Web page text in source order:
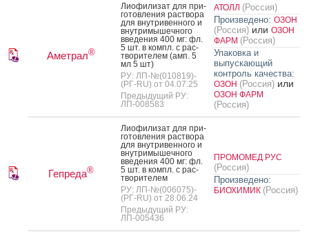
Аметрал®
Ли­офи­лизат для при­
готов­ле­ния рас­тво­ра
для внут­ри­вен­но­го и
внут­ри­мышеч­но­го
вве­дения 400 мг: фл.
5 шт. в компл. с рас­
тво­рите­лем (амп. 5
мл 5 шт)
РУ: ЛП-№(010819)-
(РГ-RU) от 04.07.25
Предыдущий РУ:
ЛП-008583
АТОЛЛ (Россия)
Произведено: ОЗОН
(Россия) или ОЗОН
ФАРМ (Россия)
Упаковка и
выпускающий
контроль качества:
ОЗОН (Россия) или
ОЗОН ФАРМ
(Россия)
Гепреда®
Ли­офи­лизат для при­
готов­ле­ния рас­тво­ра
для внут­ри­вен­но­го и
внут­ри­мышеч­но­го
вве­дения 400 мг: фл.
5 шт. в компл. с рас­
тво­рите­лем
РУ: ЛП-№(006075)-
(РГ-RU) от 28.06.24
Предыдущий РУ:
ЛП-005436
ПРОМОМЕД РУС
(Россия)
Произведено:
БИОХИМИК (Россия)